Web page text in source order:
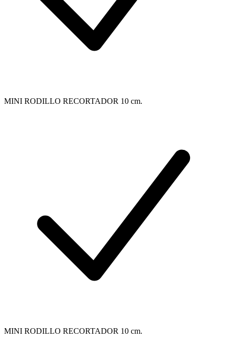
MINI RODILLO RECORTADOR 10 cm.
MINI RODILLO RECORTADOR 10 cm.